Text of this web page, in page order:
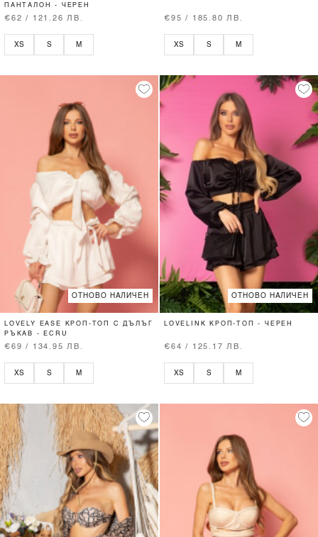
ПАНТАЛОН - ЧЕРЕН
€62 / 121.26 ЛВ.
XS S M
€95 / 185.80 ЛВ.
XS S M
ОТНОВО НАЛИЧЕН
LOVELY EASE КРОП-ТОП С ДЪЛЪГ
РЪКАВ - ECRU
€69 / 134.95 ЛВ.
XS S M
ОТНОВО НАЛИЧЕН
LOVELINK КРОП-ТОП - ЧЕРЕН
€64 / 125.17 ЛВ.
XS S M